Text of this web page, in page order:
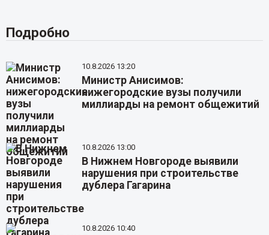
Подробно
10.8.2026 13:20
Министр Анисимов:
нижегородские вузы получили
миллиарды на ремонт общежитий
10.8.2026 13:00
В Нижнем Новгороде выявили
нарушения при строительстве
дублера Гагарина
10.8.2026 10:40